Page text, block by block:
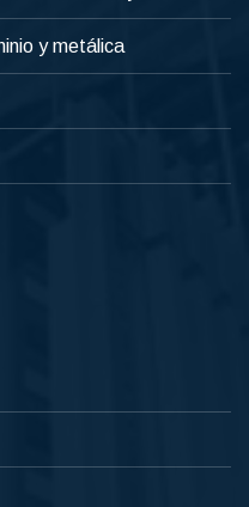
y metálica